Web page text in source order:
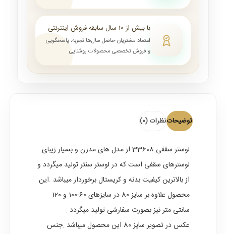
با بیش از ۱۰ سال سابقه فروش اینترنتی
اعتماد مشتریان حاصل سال‌ها تجربه، پاسخگویی
و فروش تخصصی محصولات روشنایی
توضیحاتنظرات (0)
لوستر سقفی مدرن و بسیار زیبای
لوسترهای سقفی است که در لوستر سنتر تولید میگردد و
از بالاترین کیفیت بدنه و کریستال برخوردار میباشد .این
محصول علاوه بر سایز 80 در سایزهای 60-100 و 120
سانتی متر نیز بصورت سفارشی تولید میگردد .
عکس در تصویر سایز 80 این محصول میباشد .جنس